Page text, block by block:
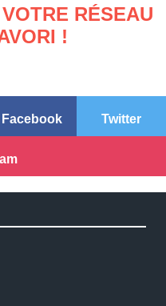
RÉSEAU
!
Facebook Twitter